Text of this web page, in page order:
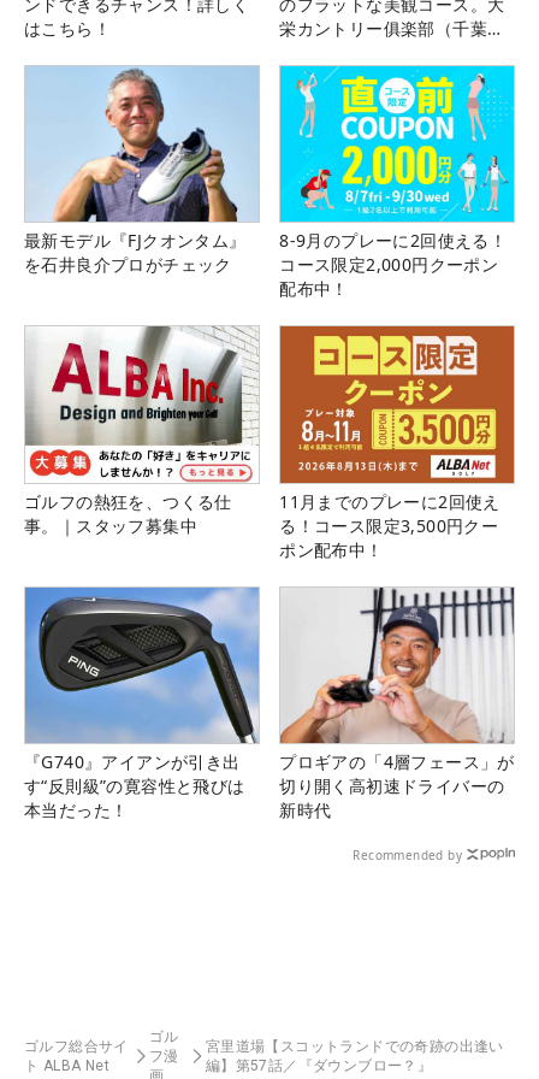
はこちら！
栄カントリー俱楽部（千葉
最新モデル『FJクオンタム』
を石井良介プロがチェック
8-9月のプレーに2回使える！
コース限定2,000円クーポン
配布中！
ゴルフの熱狂を、つくる仕
事。｜スタッフ募集中
11月までのプレーに2回使え
る！コース限定3,500円クー
ポン配布中！
『G740』アイアンが引き出
す“反則級”の寛容性と飛びは
本当だった！
プロギアの「4層フェース」が
切り開く高初速ドライバーの
新時代
Recommended by
ゴルフ総合サイ
ト ALBA Net
ゴル
フ漫
画
宮里道場【スコットランドでの奇跡の出逢い
編】第57話／『ダウンブロー？』